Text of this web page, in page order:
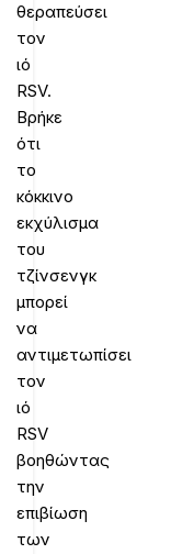
θεραπεύσει
τον
ιό
RSV.
Βρήκε
ότι
το
κόκκινο
εκχύλισμα
του
τζίνσενγκ
μπορεί
να
αντιμετωπίσει
τον
ιό
RSV
βοηθώντας
την
επιβίωση
των